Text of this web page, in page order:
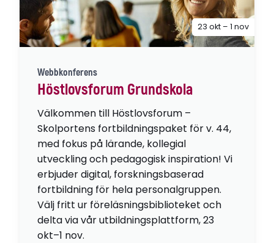
Webbkonferens
Höstlovsforum Grundskola
Välkommen till Höstlovsforum –
Skolportens fortbildningspaket för v. 44,
med fokus på lärande, kollegial
utveckling och pedagogisk inspiration! Vi
erbjuder digital, forskningsbaserad
fortbildning för hela personalgruppen.
Välj fritt ur föreläsningsbiblioteket och
delta via vår utbildningsplattform, 23
okt–1 nov.
23 okt – 1 nov